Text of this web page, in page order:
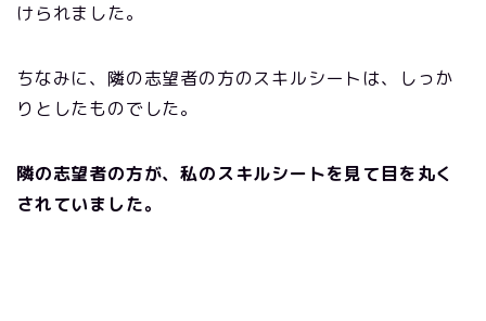
けられました。
ちなみに、隣の志望者の方のスキルシートは、しっか
りとしたものでした。
隣の志望者の方が、私のスキルシートを見て目を丸く
されていました。